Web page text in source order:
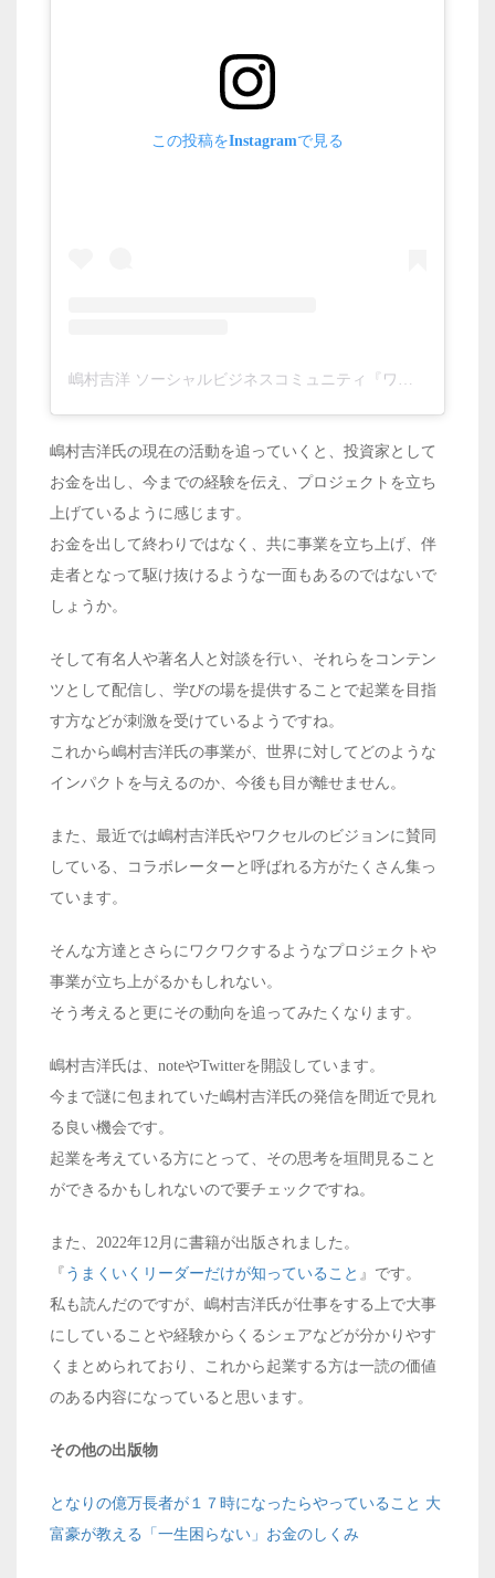
この投稿をInstagramで見る
嶋村吉洋 ソーシャルビジネスコミュニティ『ワクセル』主催(@shimamura_yoshihiro)がシェアした投稿
嶋村吉洋氏の現在の活動を追っていくと、投資家として
お金を出し、今までの経験を伝え、プロジェクトを立ち
上げているように感じます。
お金を出して終わりではなく、共に事業を立ち上げ、伴
走者となって駆け抜けるような一面もあるのではないで
しょうか。
そして有名人や著名人と対談を行い、それらをコンテン
ツとして配信し、学びの場を提供することで起業を目指
す方などが刺激を受けているようですね。
これから嶋村吉洋氏の事業が、世界に対してどのような
インパクトを与えるのか、今後も目が離せません。
また、最近では嶋村吉洋氏やワクセルのビジョンに賛同
している、コラボレーターと呼ばれる方がたくさん集っ
ています。
そんな方達とさらにワクワクするようなプロジェクトや
事業が立ち上がるかもしれない。
そう考えると更にその動向を追ってみたくなります。
嶋村吉洋氏は、noteやTwitterを開設しています。
今まで謎に包まれていた嶋村吉洋氏の発信を間近で見れ
る良い機会です。
起業を考えている方にとって、その思考を垣間見ること
ができるかもしれないので要チェックですね。
また、2022年12月に書籍が出版されました。
『 うまくいくリーダーだけが知っていること 』です。
私も読んだのですが、嶋村吉洋氏が仕事をする上で大事
にしていることや経験からくるシェアなどが分かりやす
くまとめられており、これから起業する方は一読の価値
のある内容になっていると思います。
その他の出版物
となりの億万長者が１７時になったらやっていること 大
富豪が教える「一生困らない」お金のしくみ